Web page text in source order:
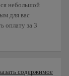
небольшой
для вас
оплату за 3
содержимое